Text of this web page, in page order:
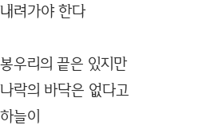
내려가야 한다
봉우리의 끝은 있지만
나락의 바닥은 없다고
하늘이